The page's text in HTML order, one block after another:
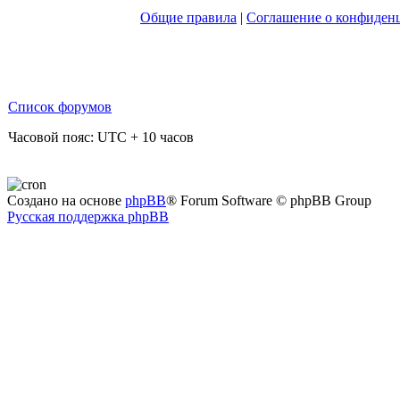
Общие правила | Соглашение о
Список форумов
Часовой пояс: UTC + 10 часов
Создано на основе phpBB® Forum Software © phpBB Group
Русская поддержка phpBB